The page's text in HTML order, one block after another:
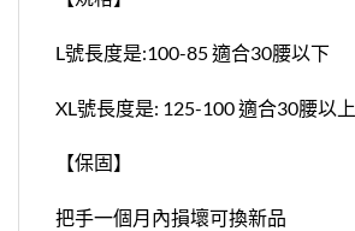
L號長度是:100-85 適合30腰以下
XL號長度是: 125-100 適合30腰以上
【保固】
把手一個月內損壞可換新品